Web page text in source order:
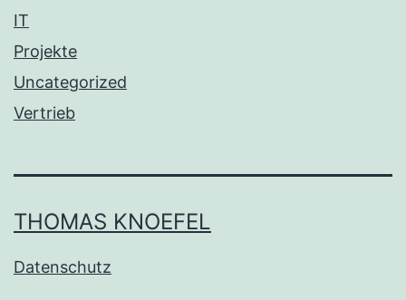
IT
Projekte
Uncategorized
Vertrieb
THOMAS KNOEFEL
Datenschutz